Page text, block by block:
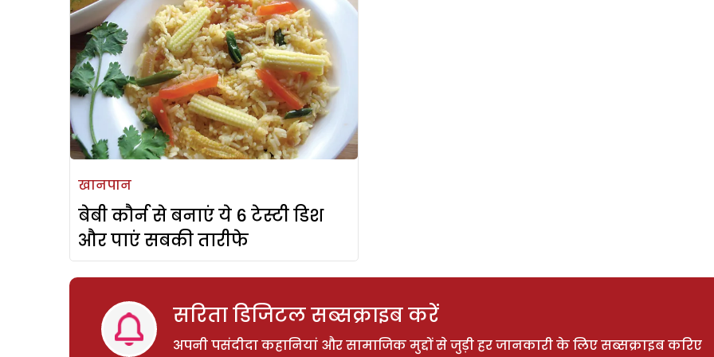
खानपान
बेबी कौर्न से बनाएं ये 6 टेस्टी डिश
और पाएं सबकी तारीफे
सरिता डिजिटल सब्सक्राइब करें
अपनी पसंदीदा कहानियां और सामाजिक मुद्दों से जुड़ी हर जानकारी के लिए सब्सक्राइब करिए